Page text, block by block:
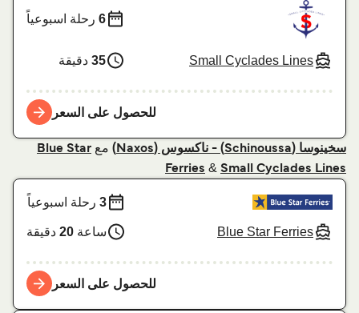
Small Cyclades Lines
6رحلة اسبوعياً
35دقيقة
للحصول على السعر
سخينوسا (Schinoussa) - ناكسوس (Naxos) معBlue Star
Ferries &Small Cyclades Lines
Blue Star Ferries
3رحلة اسبوعياً
ساعة20دقيقة
للحصول على السعر